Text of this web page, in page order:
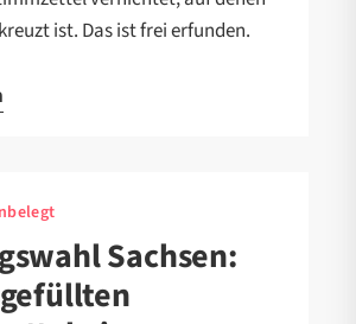
ist. Das ist frei erfunden.
Sachsen: